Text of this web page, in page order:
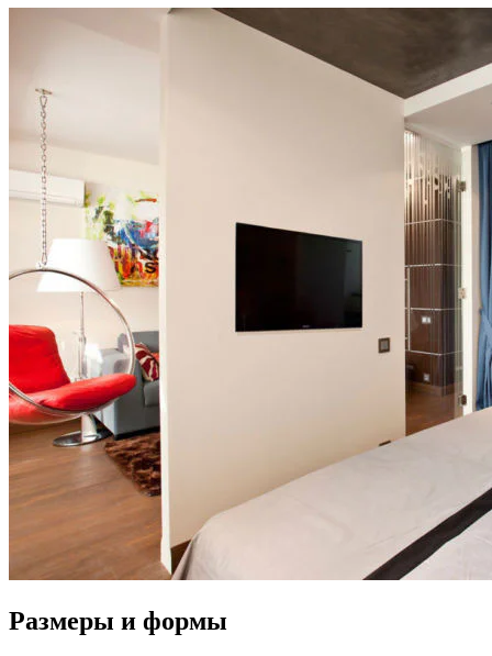
Размеры и формы